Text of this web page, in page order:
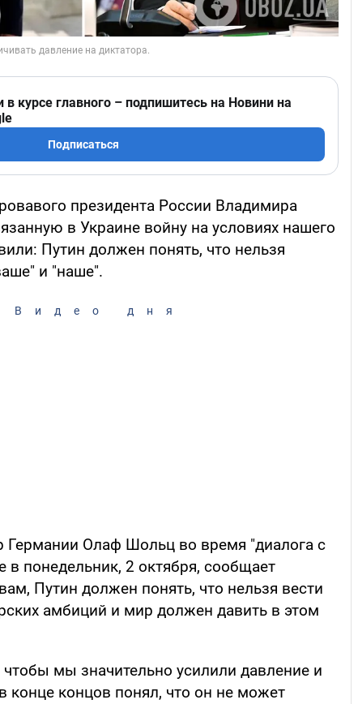
в курсе главного – подпишитесь на Новини на
Подписаться
президента России Владимира
в Украине войну на условиях нашего
Путин должен понять, что нельзя
и "наше".
Видео дня
Германии Олаф Шольц во время "диалога с
в понедельник, 2 октября, сообщает
Путин должен понять, что нельзя вести
амбиций и мир должен давить в этом
мы значительно усилили давление и
конце концов понял, что он не может